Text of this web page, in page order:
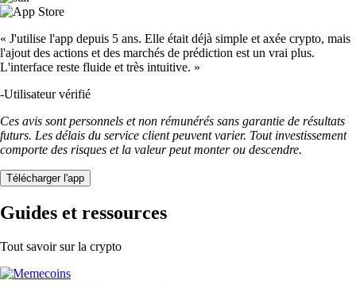
« J'utilise l'app depuis 5 ans. Elle était déjà simple et axée crypto, mais
l'ajout des actions et des marchés de prédiction est un vrai plus.
L'interface reste fluide et très intuitive. »
-Utilisateur vérifié
Ces avis sont personnels et non rémunérés sans garantie de résultats
futurs. Les délais du service client peuvent varier. Tout investissement
comporte des risques et la valeur peut monter ou descendre.
Télécharger l'app
Guides et ressources
Tout savoir sur la crypto